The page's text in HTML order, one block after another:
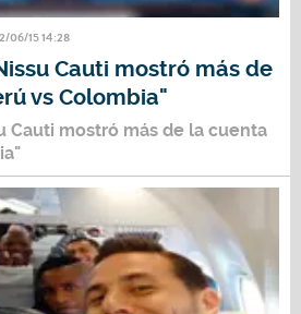
06/15 14:28
Cauti mostró más de
vs Colombia"
Cauti mostró más de la cuenta